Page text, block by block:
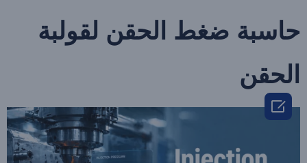
حاسبة ضغط الحقن لقولبة
الحقن
